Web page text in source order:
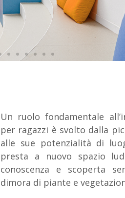
Un ruolo fondamentale
per ragazzi è svolto dalla
alle sue potenzialità di
presta a nuovo spazio
conoscenza e scoperta
dimora di piante e